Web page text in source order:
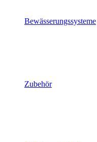
Bewässerungssysteme
Zubehör